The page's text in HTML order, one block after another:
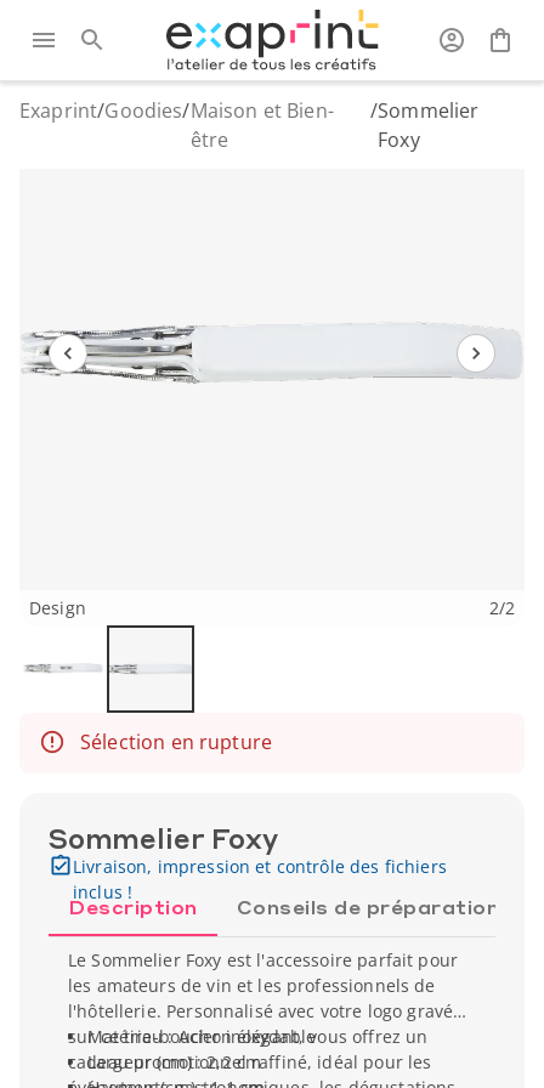
Exaprint/Goodies/Maison et Bien-
être
/Sommelier
Foxy
Design 2/2
Sélection en rupture
Sommelier Foxy
Livraison, impression et contrôle des fichiers
inclus !
Description Conseils de préparation
Le Sommelier Foxy est l'accessoire parfait pour
les amateurs de vin et les professionnels de
l'hôtellerie. Personnalisé avec votre logo gravé
sur ce tire-bouchon élégant, vous offrez un
cadeau promotionnel raffiné, idéal pour les
Matériau : Acier inoxydable
Largeur (cm) : 2,2 cm